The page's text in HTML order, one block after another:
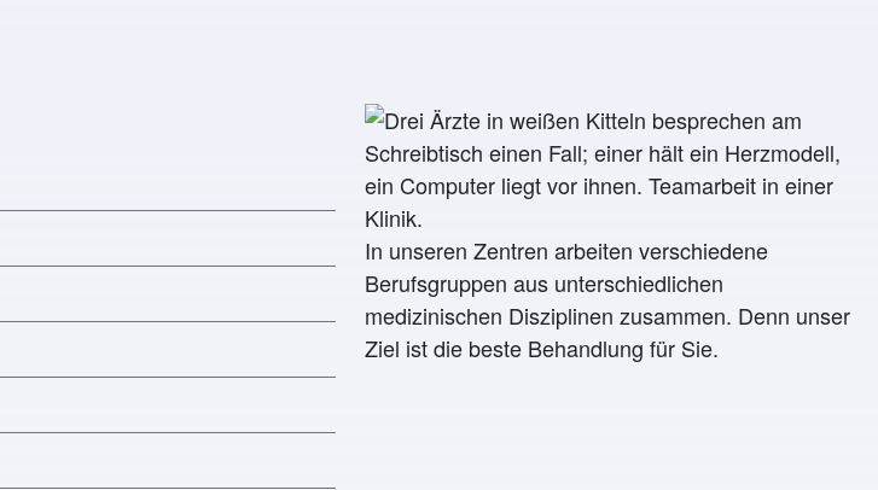
In unseren Zentren arbeiten verschiedene
Berufsgruppen aus unterschiedlichen
medizinischen Disziplinen zusammen. Denn unser
Ziel ist die beste Behandlung für Sie.